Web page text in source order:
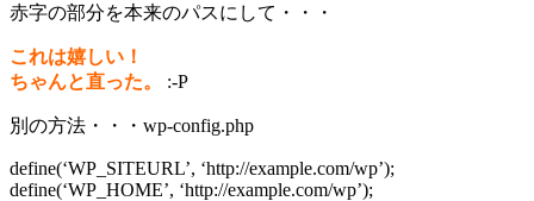
赤字の部分を本来のパスにして・・・
これは嬉しい！
ちゃんと直った。
:-P
別の方法・・・wp-config.php
define(‘WP_SITEURL’, ‘http://example.com/wp’);
define(‘WP_HOME’, ‘http://example.com/wp’);